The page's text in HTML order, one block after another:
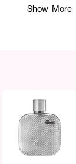
น้ำหอมผู้ชายลาคอ
Show More